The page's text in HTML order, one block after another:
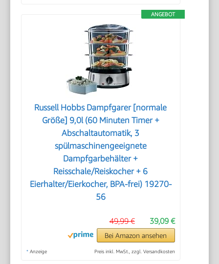
ANGEBOT
Russell Hobbs Dampfgarer [normale
Größe] 9,0l (60 Minuten Timer +
Abschaltautomatik, 3
spülmaschinengeeignete
Dampfgarbehälter +
Reisschale/Reiskocher + 6
Eierhalter/Eierkocher, BPA-frei) 19270-
56
39,09 €
49,99 €
Bei Amazon ansehen
* Anzeige Preis inkl. MwSt., zzgl. Versandkosten